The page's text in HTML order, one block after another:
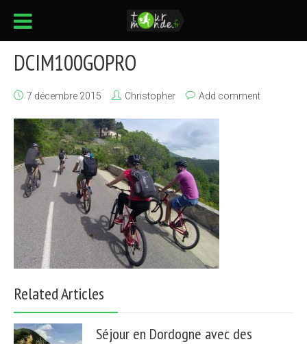
DCIM100GOPRO
7 décembre 2015 Christopher Add comment
Related Articles
Séjour en Dordogne avec des